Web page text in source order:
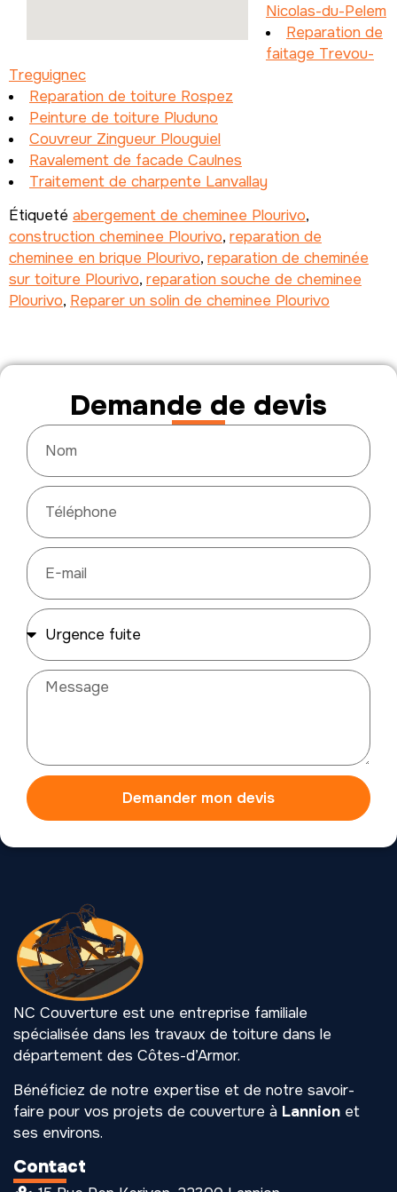
Nicolas-du-Pelem
Reparation de
faitage Trevou-
Treguignec
Reparation de toiture Rospez
Peinture de toiture Pluduno
Couvreur Zingueur Plouguiel
Ravalement de facade Caulnes
Traitement de charpente Lanvallay
Étiqueté abergement de cheminee Plourivo,
construction cheminee Plourivo, reparation de
cheminee en brique Plourivo, reparation de cheminée
sur toiture Plourivo, reparation souche de cheminee
Plourivo, Reparer un solin de cheminee Plourivo
Demande de devis
Demander mon devis
NC Couverture est une entreprise familiale
spécialisée dans les travaux de toiture dans le
département des Côtes-d’Armor.
Bénéficiez de notre expertise et de notre savoir-
faire pour vos projets de couverture à Lannion et
ses environs.
Contact